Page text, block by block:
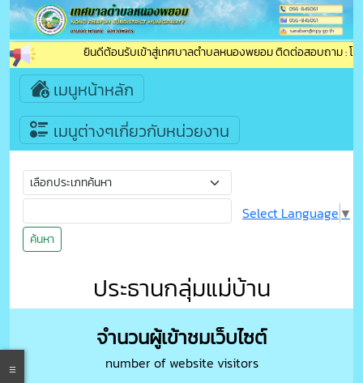
ยินดีต้อนรับเข้าสู่เทศบาลตำบลหนองพยอม ติดต่อสอบถาม : โท
เมนูหน้าหลัก
เมนูต่างๆเกี่ยวกับหน่วยงาน
ค้นหา
Select Language ▼
ประธานกลุ่มแม่บ้าน
จำนวนผู้เข้าชมเว็บไซต์
number of website visitors